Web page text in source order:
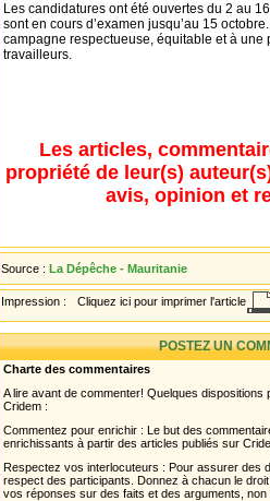
Les candidatures ont été ouvertes du 2 au
sont en cours d’examen jusqu’au 15
campagne respectueuse, équitable et à une
travailleurs.
Les articles,
propriété de leur(s)
avis, opinion et
Source : La Dépêche - Mauritanie
Impression : Cliquez ici pour imprimer l'article
POSTEZ UN
Charte des commentaires
A lire avant de commenter! Quelques
Cridem :
Commentez pour enrichir : Le but des
enrichissants à partir des articles publiés sur
Respectez vos interlocuteurs : Pour assurer des
respect des participants. Donnez à chacun le
vos réponses sur des faits et des arguments, non